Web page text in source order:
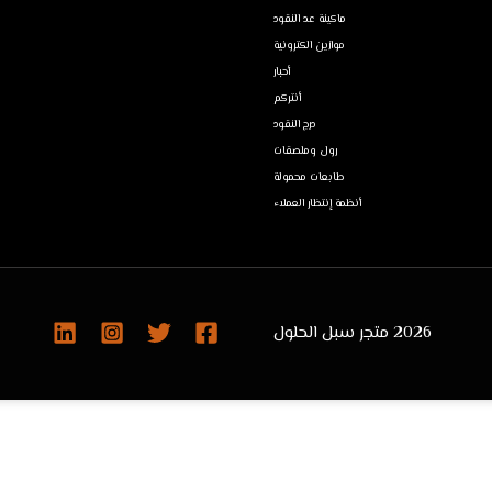
ماكينة عد النقود
موازين الكترونية
أحبار
أنتركم
درج النقود
رول وملصقات
طابعات محمولة
أنظمة إنتظار العملاء
2026 متجر سبل الحلول